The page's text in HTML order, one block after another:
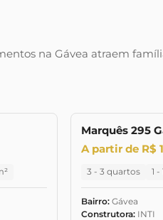
na Gávea atraem
LANÇAMENTO
Marquês 295
A partir de R$
3 - 3 quartos 1 -
Bairro:Gávea
Construtora:INTI